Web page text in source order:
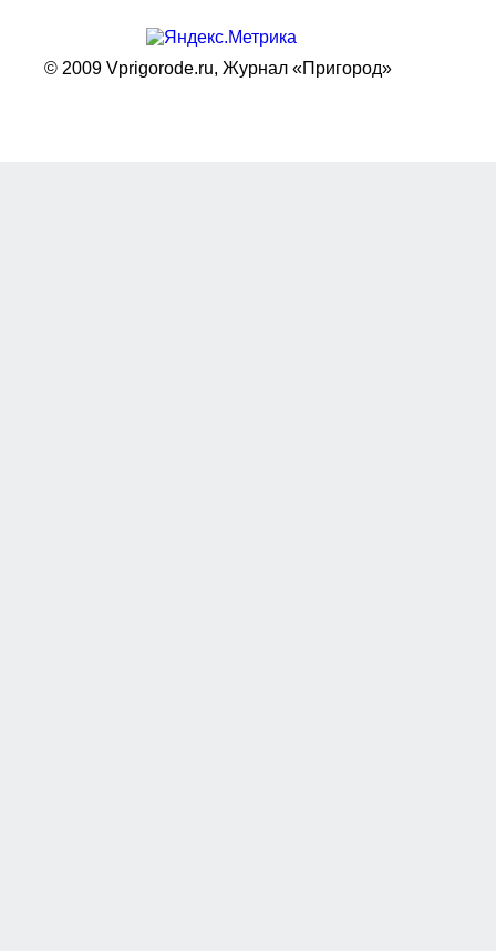
© 2009 Vprigorode.ru, Журнал «Пригород»